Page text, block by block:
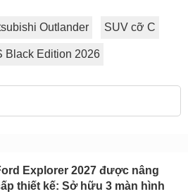
Outlander SUV cỡ C
Black Edition 2026
Explorer 2027 được nâng
thiết kế: Sở hữu 3 màn hình